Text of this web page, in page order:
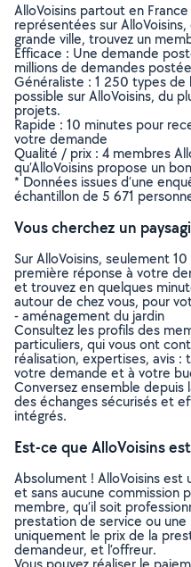
AlloVoisins partout en
représentées sur
grande ville, trouvez un
Efficace : Une demande
millions de demandes
Généraliste : 1 250 types
possible sur AlloVoisins, du
projets.
Rapide : 10 minutes pour
votre demande
Qualité / prix : 4 membres
qu’AlloVoisins propose un
* Données issues d’une
échantillon de 5 671
Vous cherchez un
Sur AlloVoisins, seulement
première réponse à votre
et trouvez en quelques
autour de chez vous, pour
- aménagement du jardin
Consultez les profils des
particuliers, qui vous ont
réalisation, expertises, avis :
votre demande et à votre
Conversez ensemble depuis
des échanges sécurisés et
intégrés.
Est-ce que AlloVoisins
Absolument ! AlloVoisins
et sans aucune commission
membre, qu’il soit
prestation de service ou
uniquement le prix de la
demandeur, et l’offreur.